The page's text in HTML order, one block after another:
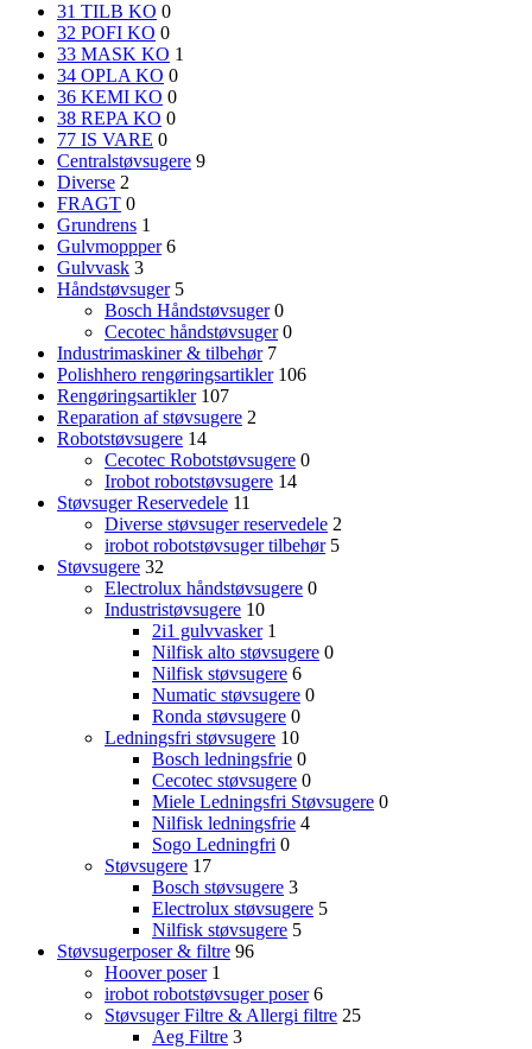
31 TILB KO 0
32 POFI KO 0
33 MASK KO 1
34 OPLA KO 0
36 KEMI KO 0
38 REPA KO 0
77 IS VARE 0
Centralstøvsugere 9
Diverse 2
FRAGT 0
Grundrens 1
Gulvmoppper 6
Gulvvask 3
Håndstøvsuger 5
Bosch Håndstøvsuger 0
Cecotec håndstøvsuger 0
Industrimaskiner & tilbehør 7
Polishhero rengøringsartikler 106
Rengøringsartikler 107
Reparation af støvsugere 2
Robotstøvsugere 14
Cecotec Robotstøvsugere 0
Irobot robotstøvsugere 14
Støvsuger Reservedele 11
Diverse støvsuger reservedele 2
irobot robotstøvsuger tilbehør 5
Støvsugere 32
Electrolux håndstøvsugere 0
Industristøvsugere 10
2i1 gulvvasker 1
Nilfisk alto støvsugere 0
Nilfisk støvsugere 6
Numatic støvsugere 0
Ronda støvsugere 0
Ledningsfri støvsugere 10
Bosch ledningsfrie 0
Cecotec støvsugere 0
Miele Ledningsfri Støvsugere 0
Nilfisk ledningsfrie 4
Sogo Ledningfri 0
Støvsugere 17
Bosch støvsugere 3
Electrolux støvsugere 5
Nilfisk støvsugere 5
Støvsugerposer & filtre 96
Hoover poser 1
irobot robotstøvsuger poser 6
Støvsuger Filtre & Allergi filtre 25
Aeg Filtre 3